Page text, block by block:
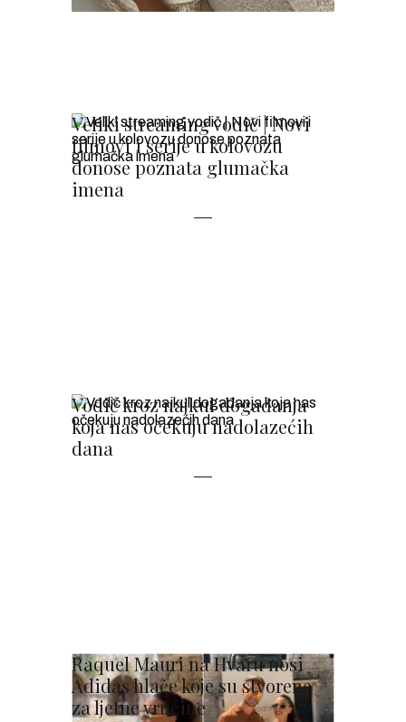
Veliki streaming vodič | Novi
filmovi i serije u kolovozu
donose poznata glumačka
imena
Vodič kroz najkul događanja
koja nas očekuju nadolazećih
dana
Raquel Mauri na Hvaru nosi
Adidas hlače koje su stvorene
za ljetne vrućine